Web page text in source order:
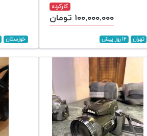
کارکرده
۱۰۰,۰۰۰,۰۰۰ تومان
تهران ۱۲ روز پیش خوزستان